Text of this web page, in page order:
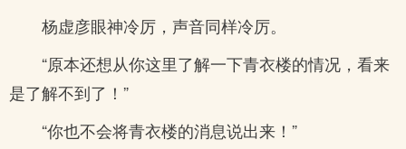
杨虚彦眼神冷厉，声音同样冷厉。
“原本还想从你这里了解一下青衣楼的情况，看来
是了解不到了！”
“你也不会将青衣楼的消息说出来！”